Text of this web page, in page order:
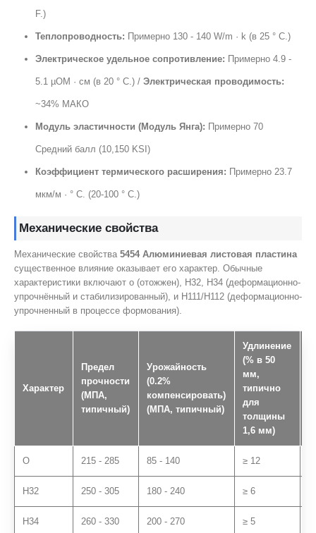
F.)
Теплопроводность: Примерно 130 - 140 W/m · k (в 25 ° C.)
Электрическое удельное сопротивление: Примерно 4.9 -
5.1 µОМ · см (в 20 ° C.) / Электрическая проводимость:
~34% МАКО
Модуль эластичности (Модуль Янга): Примерно 70
Средний балл (10,150 KSI)
Коэффициент термического расширения: Примерно 23.7
мкм/м · ° C. (20-100 ° C.)
Механические свойства
Механические свойства 5454 Алюминиевая листовая пластина
существенное влияние оказывает его характер. Обычные
характеристики включают o (отожжен), H32, H34 (деформационно-
упрочнённый и стабилизированный), и H111/H112 (деформационно-
упрочненный в процессе формования).
Характер
Предел
прочности
(МПА,
типичный)
Урожайность
(0.2%
компенсировать)
(МПА, типичный)
Удлинение
(% в 50
мм,
типично
для
толщины
1,6 мм)
О 215 - 285 85 - 140 ≥ 12
H32 250 - 305 180 - 240 ≥ 6
H34 260 - 330 200 - 270 ≥ 5